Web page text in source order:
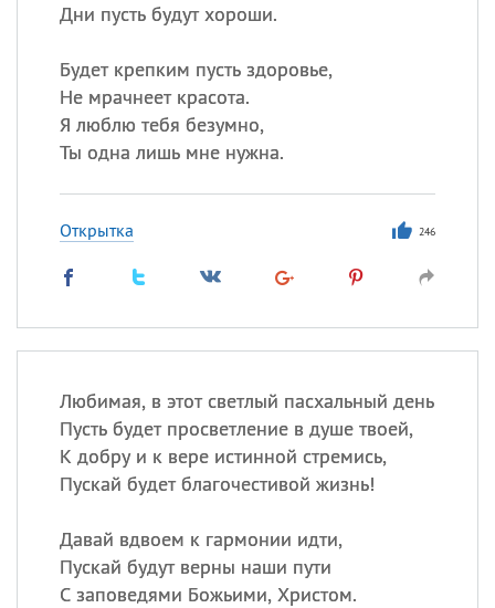
Дни пусть будут хороши.
Будет крепким пусть здоровье,
Не мрачнеет красота.
Я люблю тебя безумно,
Ты одна лишь мне нужна.
Открытка 246
Любимая, в этот светлый пасхальный день
Пусть будет просветление в душе твоей,
К добру и к вере истинной стремись,
Пускай будет благочестивой жизнь!
Давай вдвоем к гармонии идти,
Пускай будут верны наши пути
С заповедями Божьими, Христом.
ИМЕНА
Сегодня празднуют именины
происхождение